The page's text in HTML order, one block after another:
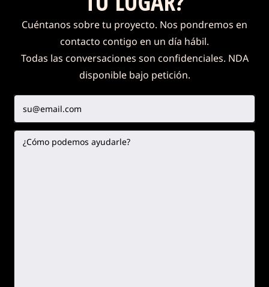
Cuéntanos sobre tu proyecto. Nos pondremos en
contacto contigo en un día hábil.
Todas las conversaciones son confidenciales. NDA
disponible bajo petición.